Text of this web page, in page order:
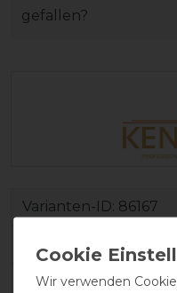
gefallen?
Varianten-ID: 86167
52201-61-17-L
EAN: 5404022096754
Wir verwenden